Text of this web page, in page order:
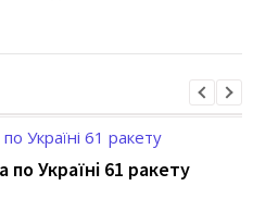
Україні 61 ракету